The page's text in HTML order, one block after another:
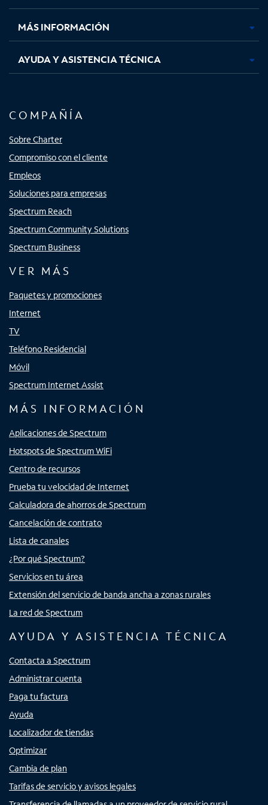
nuevanuevanuevanueva
MÁS INFORMACIÓN
AYUDA Y ASISTENCIA TÉCNICA
COMPAÑÍA
Sobre Charter
Compromiso con el cliente
Empleos
Soluciones para empresas
Spectrum Reach
Spectrum Community Solutions
Spectrum Business
VER MÁS
Paquetes y promociones
Internet
TV
Teléfono Residencial
Móvil
Spectrum Internet Assist
MÁS INFORMACIÓN
Aplicaciones de Spectrum
Hotspots de Spectrum WiFi
Centro de recursos
Prueba tu velocidad de Internet
Calculadora de ahorros de Spectrum
Cancelación de contrato
Lista de canales
¿Por qué Spectrum?
Servicios en tu área
Extensión del servicio de banda ancha a zonas rurales
La red de Spectrum
AYUDA Y ASISTENCIA TÉCNICA
Contacta a Spectrum
Administrar cuenta
Paga tu factura
Ayuda
Localizador de tiendas
Optimizar
Cambia de plan
Tarifas de servicio y avisos legales